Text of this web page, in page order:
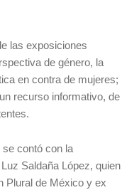
las exposiciones
de género, la
en contra de mujeres;
recurso informativo, de
se contó con la
Saldaña López, quien
Plural de México y ex